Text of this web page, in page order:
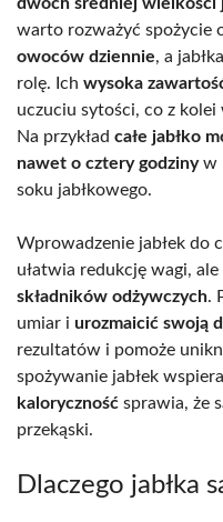
warto rozważyć spożycie
owoców dziennie, a
rolę. Ich wysoka
uczuciu sytości, co z kolei
Na przykład całe jabłko
nawet o cztery godzinyw
soku jabłkowego.
Wprowadzenie jabłek do
ułatwia redukcję wagi,
składników odżywczych.
umiar i urozmaicić swoją
rezultatów i pomoże
spożywanie jabłek wspiera
kaloryczność sprawia, że
przekąski.
Dlaczego jabłka